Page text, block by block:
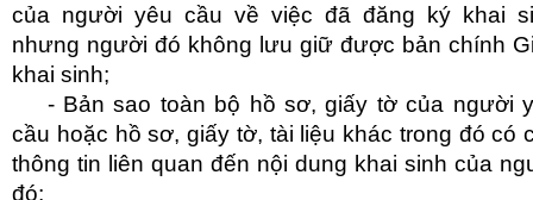
của người yêu cầu về việc đã đăng ký khai
nhưng người đó không lưu giữ được bản chính
khai sinh;
- Bản sao toàn bộ hồ sơ, giấy tờ của người
cầu hoặc hồ sơ, giấy tờ, tài liệu khác trong đó có
thông tin liên quan đến nội dung khai sinh của
đó;